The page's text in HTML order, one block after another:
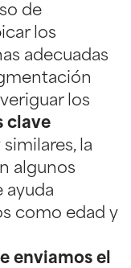
de
los
adecuadas
los
clave
la
algunos
ayuda
como edad y
enviamos el